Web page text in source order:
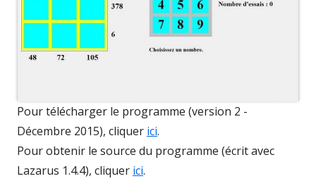
Pour télécharger le programme (version 2 -
Décembre 2015), cliquer ici.
Pour obtenir le source du programme (écrit avec
Lazarus 1.4.4), cliquer ici.